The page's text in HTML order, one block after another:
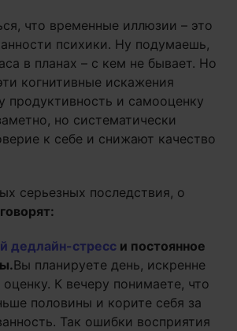
что временные иллюзии – это
психики. Ну подумаешь,
в планах – с кем не бывает. Но
когнитивные искажения
продуктивность и самооценку
но систематически
к себе и снижают качество
серьезных последствия, о
дедлайн-стресс и постоянное
Вы планируете день, искренне
К вечеру понимаете, что
половины и корите себя за
Так ошибки восприятия